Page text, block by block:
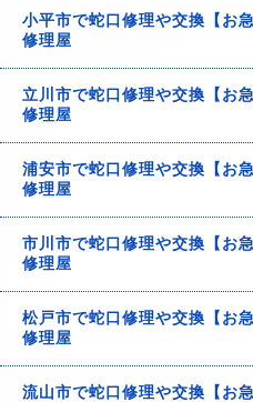
小平市で蛇口修理や交換【お
修理屋
立川市で蛇口修理や交換【お
修理屋
浦安市で蛇口修理や交換【お
修理屋
市川市で蛇口修理や交換【お
修理屋
松戸市で蛇口修理や交換【お
修理屋
流山市で蛇口修理や交換【お